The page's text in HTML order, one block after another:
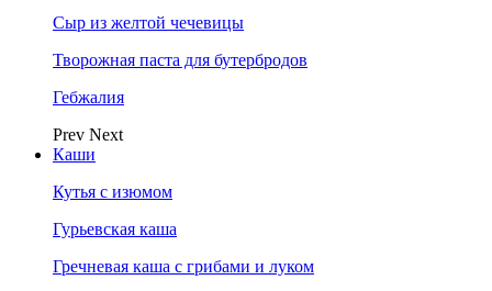
Сыр из желтой чечевицы
Творожная паста для бутербродов
Гебжалия
Prev Next
Каши
Кутья с изюмом
Гурьевская каша
Гречневая каша с грибами и луком